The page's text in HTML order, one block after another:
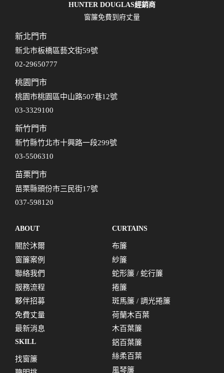
HUNTER DOUGLAS經銷商
窗簾免費到府丈量
新北門市
新北市板橋區藝文街59號
02-29650777
桃園門市
桃園市桃園區中山路507巷12號
03-3329100
新竹門市
新竹縣竹北市十興路一段299號
03-5506310
苗栗門市
苗栗縣頭份市三民街17號
037-598120
ABOUT
關於沐爾
窗簾案例
聯絡我們
服務流程
夥伴招募
免費丈量
最新消息
SKILL
找窗簾
CURTAINS
布簾
紗簾
蛇形簾 / 蛇行簾
捲簾
斑馬簾 / 調光捲簾
荷蘭木百葉
木百葉簾
鋁百葉簾
絲柔百葉
風琴簾